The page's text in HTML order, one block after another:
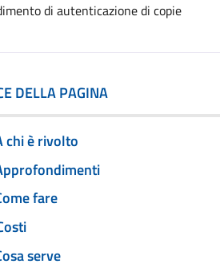
di autenticazione di copie
DELLA PAGINA
chi è rivolto
fare
serve